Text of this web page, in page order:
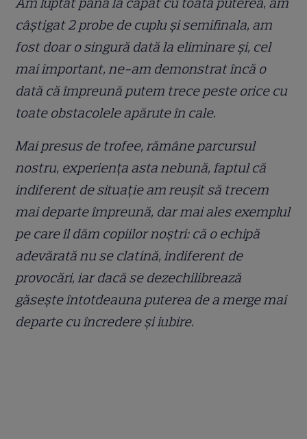
câștigat 2 probe de cuplu și semifinala, am
fost doar o singură dată la eliminare și, cel
mai important, ne-am demonstrat încă o
dată că împreună putem trece peste orice cu
toate obstacolele apărute în cale.
Mai presus de trofee, rămâne parcursul
nostru, experiența asta nebună, faptul că
indiferent de situație am reușit să trecem
mai departe împreună, dar mai ales exemplul
pe care îl dăm copiilor noștri: că o echipă
adevărată nu se clatină, indiferent de
provocări, iar dacă se dezechilibrează
găsește întotdeauna puterea de a merge mai
departe cu încredere și iubire.